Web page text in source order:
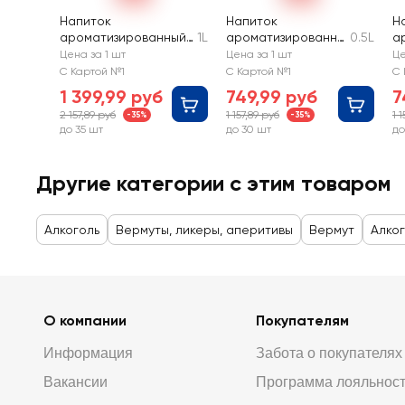
Напиток
ароматизированный
MARTINI Fiero сладкий
1L
Цена за 1 шт
С Картой №1
1 399,99 руб
2 157,89 руб -35%
до 35 шт
Напиток
ароматизированны
й MARTINI Fiero
сладкий
0.5L
Цена за 1 шт
С Картой №1
749,99 руб
1 157,89 руб -35%
до 30 шт
й
С
1
Другие категории с этим товаром
Алкоголь Вермуты, ликеры, аперитивы Вермут
О компании
Информация
Вакансии
Покупателям
Забота о покупателях
Программа